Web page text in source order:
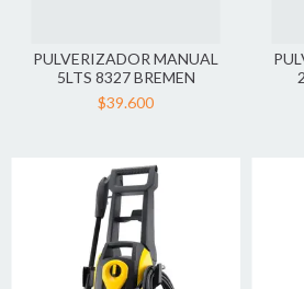
PULVERIZADOR MANUAL
5LTS 8327 BREMEN
$39.600